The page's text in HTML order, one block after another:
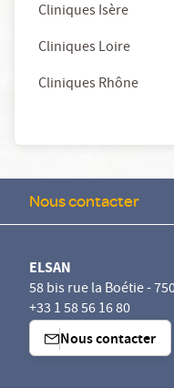
Cliniques Isère
Cliniques Loire
Cliniques Rhône
Nous contacter
ELSAN
58 bis rue la Boétie -
+33 1 58 56 16 80
Nous contacter